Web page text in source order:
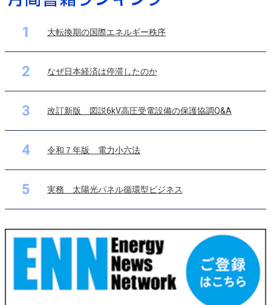
1 大転換期の国際エネルギー秩序
2 なぜ日本経済は停滞したのか
3 改訂新版 図説6kV高圧受電設備の保護協調Q&A
4 令和７年版 電力小六法
5 実務 太陽光パネル循環型ビジネス